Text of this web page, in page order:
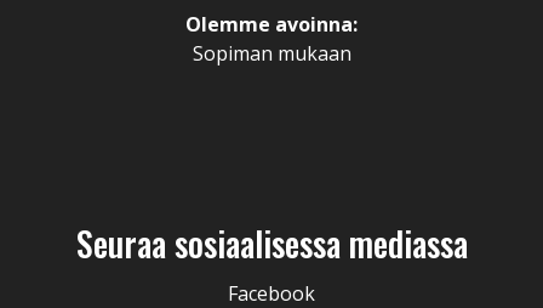
Olemme avoinna:
Sopiman mukaan
Seuraa sosiaalisessa mediassa
Facebook